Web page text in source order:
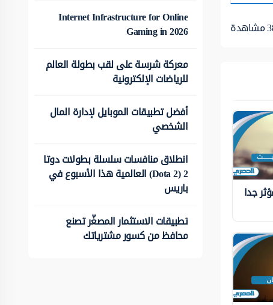
مشاهدة
جدا
Internet Infrastructure for Online
Gaming in 2026
معركة شرسة على لقب بطولة العالم
للرياضات الإلكترونية
أفضل تطبيقات الموبايل لإدارة المال
الشخصي
انطلاق منافسات سلسلة بطولات دوتا
2 (Dota 2) العالمية هذا الأسبوع في
باريس
تطبيقات الاستثمار المصغّر تصنع
محافظ من كسور مشترياتك